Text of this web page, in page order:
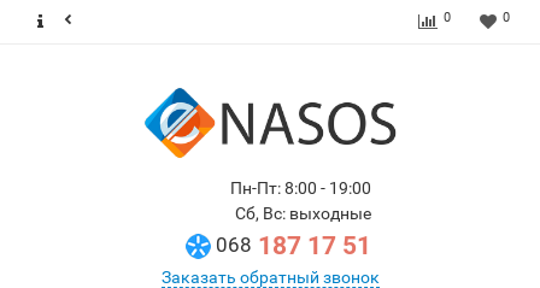
0 0
Пн-Пт: 8:00 - 19:00
Сб, Вс: выходные
068 187 17 51
Заказать обратный звонок